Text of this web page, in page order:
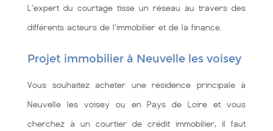
L'expert du courtage tisse un réseau au travers des
différents acteurs de l'immobilier et de la finance.
Projet immobilier à Neuvelle les voisey
Vous souhaitez acheter une résidence principale à
Neuvelle les voisey ou en Pays de Loire et vous
cherchez à un courtier de crédit immobilier, il faut